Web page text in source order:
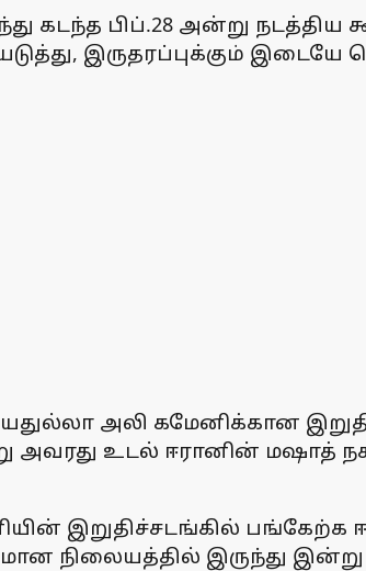
பிப்.28 அன்று நடத்திய
இருதரப்புக்கும் இடையே
அலி கமேனிக்கான
உடல் ஈரானின் மஷாத்
இறுதிச்சடங்கில் பங்கேற்க
நிலையத்தில் இருந்து